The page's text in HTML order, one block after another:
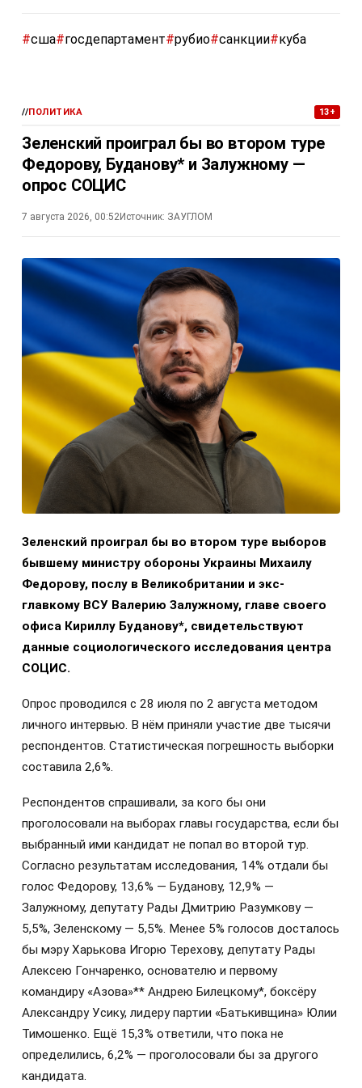
#сша#госдепартамент#рубио#санкции#куба
//ПОЛИТИКА 13+
Зеленский проиграл бы во втором туре
Федорову, Буданову* и Залужному —
опрос СОЦИС
7 августа 2026, 00:52Источник: ЗАУГЛОМ
Зеленский проиграл бы во втором туре выборов
бывшему министру обороны Украины Михаилу
Федорову, послу в Великобритании и экс-
главкому ВСУ Валерию Залужному, главе своего
офиса Кириллу Буданову*, свидетельствуют
данные социологического исследования центра
СОЦИС.
Опрос проводился с 28 июля по 2 августа методом
личного интервью. В нём приняли участие две тысячи
респондентов. Статистическая погрешность выборки
составила 2,6%.
Респондентов спрашивали, за кого бы они
проголосовали на выборах главы государства, если бы
выбранный ими кандидат не попал во второй тур.
Согласно результатам исследования, 14% отдали бы
голос Федорову, 13,6% — Буданову, 12,9% —
Залужному, депутату Рады Дмитрию Разумкову —
5,5%, Зеленскому — 5,5%. Менее 5% голосов досталось
бы мэру Харькова Игорю Терехову, депутату Рады
Алексею Гончаренко, основателю и первому
командиру «Азова»** Андрею Билецкому*, боксёру
Александру Усику, лидеру партии «Батькивщина» Юлии
Тимошенко. Ещё 15,3% ответили, что пока не
определились, 6,2% — проголосовали бы за другого
кандидата.